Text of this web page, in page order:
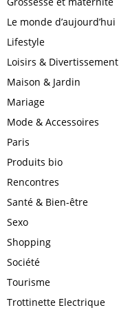
Le monde d’aujourd’hui
Lifestyle
Loisirs & Divertissement
Maison & Jardin
Mariage
Mode & Accessoires
Paris
Produits bio
Rencontres
Santé & Bien-être
Sexo
Shopping
Société
Tourisme
Trottinette Electrique